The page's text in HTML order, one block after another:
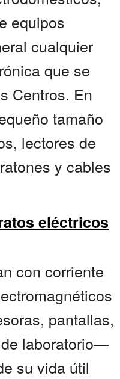
equipos
cualquier
que se
Centros. En
tamaño
lectores de
y cables
eléctricos
con corriente
pantallas,
laboratorio—
su vida útil